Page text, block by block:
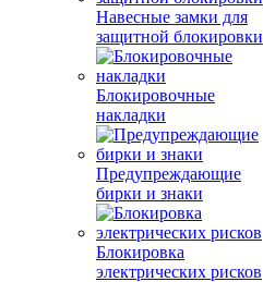
Навесные замки для
защитной блокировки
Блокировочные
накладки
Предупреждающие
бирки и знаки
Блокировка
электрических рисков